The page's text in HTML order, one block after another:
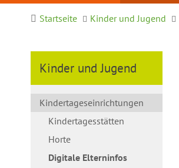
Startseite Kinder und Jugend
Kinder und Jugend
Kindertageseinrichtungen
Kindertagesstätten
Horte
Digitale Elterninfos